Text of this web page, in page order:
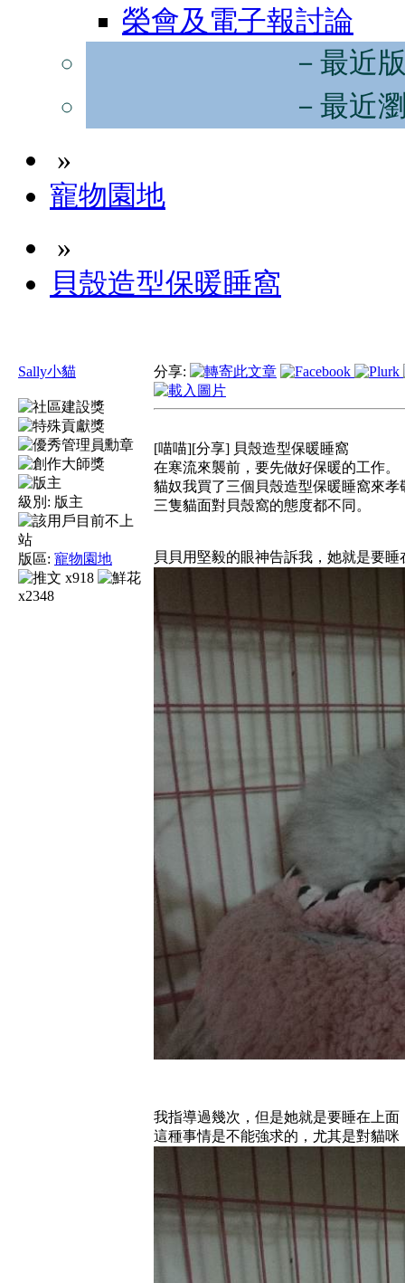
榮會及電子報討論
－最近
－最近
»
寵物園地
»
貝殼造型保暖睡窩
Sally小貓
級別: 版主
版區: 寵物園地
x918
x2348
分享:
[喵喵][分享] 貝殼造型保暖睡窩
在寒流來襲前，要先做好保暖的工作。
貓奴我買了三個貝殼造型保暖睡窩來孝
三隻貓面對貝殼窩的態度都不同。
貝貝用堅毅的眼神告訴我，她就是要
我指導過幾次，但是她就是要睡在上面
這種事情是不能強求的，尤其是對貓咪